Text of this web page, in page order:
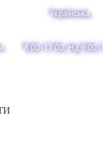
Українська
8:00-17:00, Нд 9:00-